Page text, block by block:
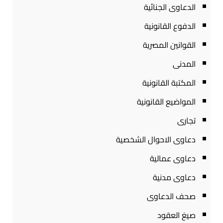
الدعاوى الجنائية
الدفوع القانونية
القوانين المصرية
المدنى
المكتبة القانونية
المواضيع القانونية
تجارى
دعاوى الاحوال الشخصية
دعاوى عمالية
دعاوى مدنية
صحف الدعاوى
صيغ العقود